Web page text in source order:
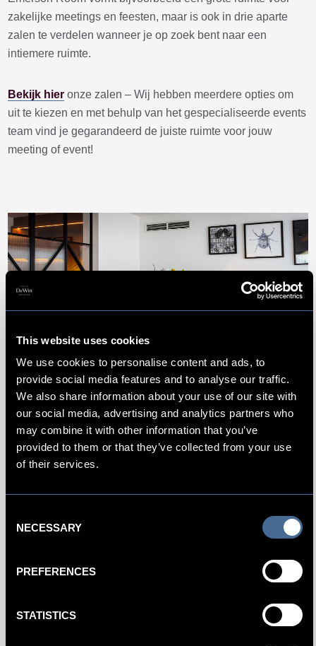
This website uses cookies
We use cookies to personalise content and ads, to
provide social media features and to analyse our traffic.
We also share information about your use of our site with
our social media, advertising and analytics partners who
may combine it with other information that you’ve
provided to them or that they’ve collected from your use
of their services.
Selection
NECESSARY
PREFERENCES
STATISTICS
zakelijke meetings en feesten, maar is ook in drie aparte
zalen te verdelen wanneer je op zoek bent naar een
intiemere ruimte.
Bekijk hier onze zalen – Wij hebben meerdere opties om
uit te kiezen en met behulp van het gespecialiseerde events
team vind je gegarandeerd de juiste ruimte voor jouw
meeting of event!
Contact + Boeken
De mooiste locaties voor jouw evenement zijn nu
beschikbaar. Een medewerker van ons
Kimpton De
CONTACT